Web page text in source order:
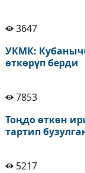
3647
УКМК:
өткөрүп берди
7853
Тоңдо өткөн
тартип
5217